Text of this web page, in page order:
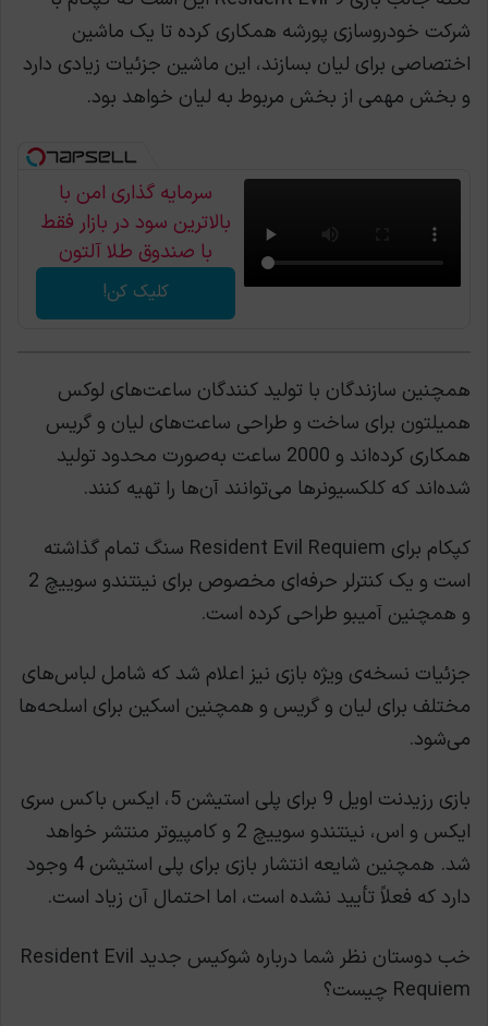
شرکت خودروسازی پورشه همکاری کرده تا یک ماشین
اختصاصی برای لیان بسازند، این ماشین جزئیات زیادی دارد
و بخش مهمی از بخش مربوط به لیان خواهد بود.
سرمایه گذاری امن با
بالاترین سود در بازار فقط
با صندوق طلا آلتون
کلیک کن!
همچنین سازندگان با تولید کنندگان ساعت‌های لوکس
همیلتون برای ساخت و طراحی ساعت‌های لیان و گریس
همکاری کرده‌اند و 2000 ساعت به‌صورت محدود تولید
شده‌اند که کلکسیونرها می‌توانند آن‌ها را تهیه کنند.
کپکام برای Resident Evil Requiem سنگ تمام گذاشته
است و یک کنترلر حرفه‌ای مخصوص برای نینتندو سوییچ 2
و همچنین آمیبو طراحی کرده است.
جزئیات نسخه‌ی ویژه بازی نیز اعلام شد که شامل لباس‌های
مختلف برای لیان و گریس و همچنین اسکین برای اسلحه‌ها
می‌شود.
بازی رزیدنت اویل 9 برای پلی استیشن 5، ایکس باکس سری
ایکس و اس، نینتندو سوییچ 2 و کامپیوتر منتشر خواهد
شد. همچنين شایعه انتشار بازی برای پلی استیشن 4 وجود
دارد که فعلاً تأیید نشده است، اما احتمال آن زیاد است.
خب دوستان نظر شما درباره شوکیس جدید Resident Evil
Requiem چیست؟